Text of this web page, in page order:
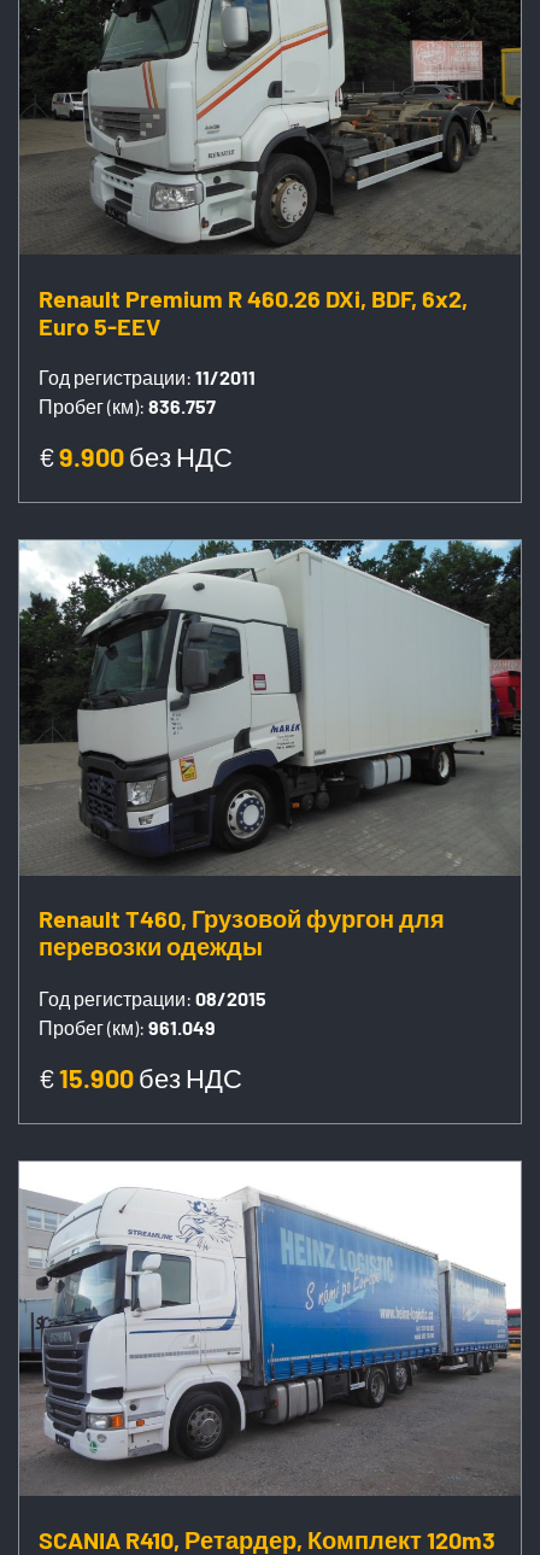
Renault Premium R 460.26 DXi, BDF, 6x2,
Euro 5-EEV
Год регистрации: 11/2011
Пробег (км): 836.757
€9.900без НДС
Renault T460, Грузовой фургон для
перевозки одежды
Год регистрации: 08/2015
Пробег (км): 961.049
€15.900без НДС
SCANIA R410, Ретардер, Комплект 120m3